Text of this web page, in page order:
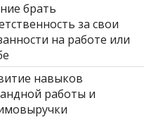
брать
за свои
на работе или
навыков
работы и